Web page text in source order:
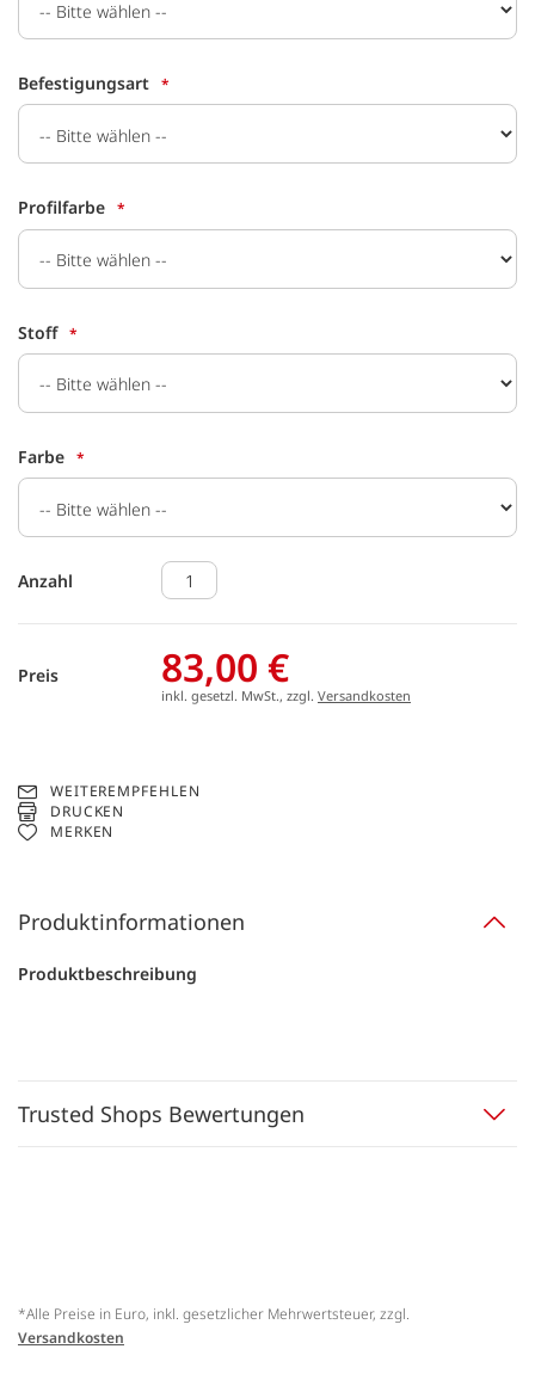
Befestigungsart
Profilfarbe
Stoff
Farbe
Anzahl
Preis 83,00 €
inkl. gesetzl. MwSt., zzgl. Versandkosten
WEITEREMPFEHLEN
DRUCKEN
MERKEN
Produktinformationen
Produktbeschreibung
Trusted Shops Bewertungen
*Alle Preise in Euro, inkl. gesetzlicher Mehrwertsteuer, zzgl.
Versandkosten